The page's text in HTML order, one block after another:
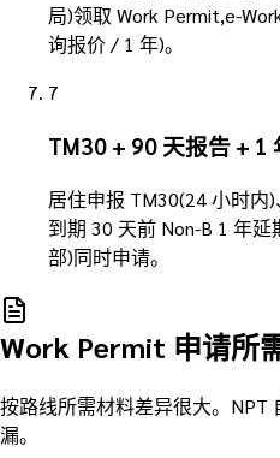
局)领取 Work Permit,e-
询报价 / 1 年)。
7
TM30 + 90 天报告 + 1
居住申报 TM30(24 小时内)
到期 30 天前 Non-B 1 年
部)同时申请。
Work Permit 申请所
按路线所需材料差异很大。NPT
漏。